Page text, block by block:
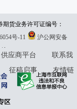
货业务许可证编号：
举报邮箱：
号-11
沪公网安备
:4000300059/952500
供应商平台
联系我
征稿启事
友情链